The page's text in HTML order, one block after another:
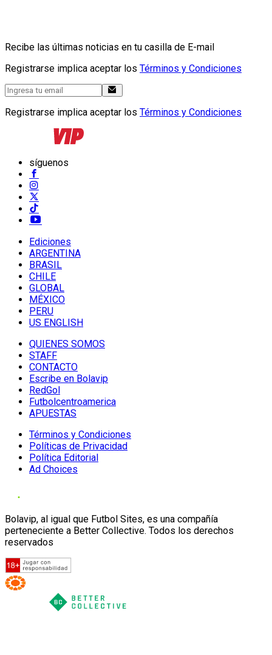
Recibe las últimas noticias en tu casilla de E-mail
Registrarse implica aceptar los Términos y Condiciones
Registrarse implica aceptar los Términos y Condiciones
síguenos
Ediciones
ARGENTINA
BRASIL
CHILE
GLOBAL
MÉXICO
PERU
US ENGLISH
QUIENES SOMOS
STAFF
CONTACTO
Escribe en Bolavip
RedGol
Futbolcentroamerica
APUESTAS
Términos y Condiciones
Políticas de Privacidad
Política Editorial
Ad Choices
Bolavip, al igual que Futbol Sites, es una compañía
perteneciente a Better Collective. Todos los derechos
reservados